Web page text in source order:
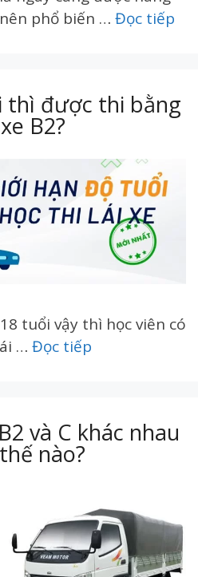
phổ biến … Đọc tiếp
thì được thi bằng
B2?
tuổi vậy thì học viên có
… Đọc tiếp
và C khác nhau
nào?